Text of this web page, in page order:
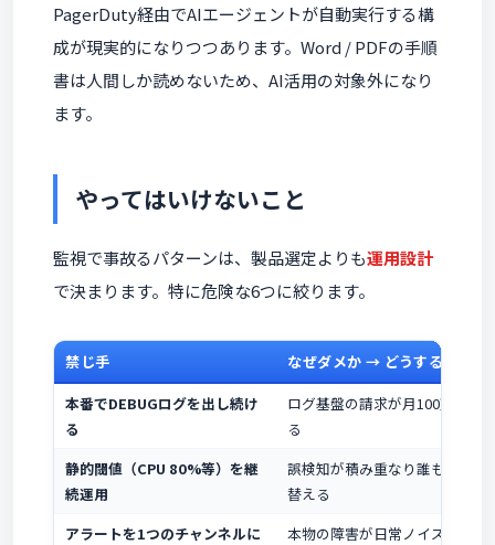
PagerDuty経由でAIエージェントが自動実行する構
成が現実的になりつつあります。Word / PDFの手順
書は人間しか読めないため、AI活用の対象外になり
ます。
やってはいけないこと
監視で事故るパターンは、製品選定よりも運用設計
で決まります。特に危険な6つに絞ります。
禁じ手
なぜダメか → どうするか
本番でDEBUGログを出し続け
る
ログ基盤の請求が月100万円超
る
静的閾値（CPU 80%等）を継
続運用
誤検知が積み重なり誰も見な
替える
アラートを1つのチャンネルに
本物の障害が日常ノイズに埋